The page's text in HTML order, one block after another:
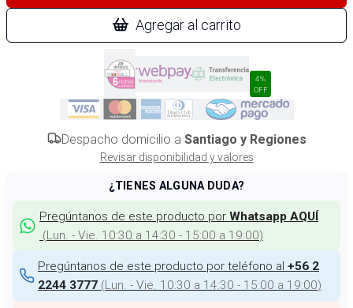
Agregar al carrito
4%
OFF
Despacho domicilio a Santiago y Regiones
Revisar disponibilidad y valores
¿TIENES ALGUNA DUDA?
Pregúntanos de este producto por Whatsapp AQUÍ
(Lun. - Vie. 10:30 a 14:30 - 15:00 a 19:00)
Pregúntanos de este producto por teléfono al +56 2
2244 3777 (Lun. - Vie. 10:30 a 14:30 - 15:00 a 19:00)